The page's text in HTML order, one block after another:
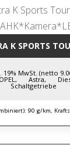
K SPORTS
19% MwSt. (netto
OPEL, Astra,
Schaltgetriebe
90 g/km,